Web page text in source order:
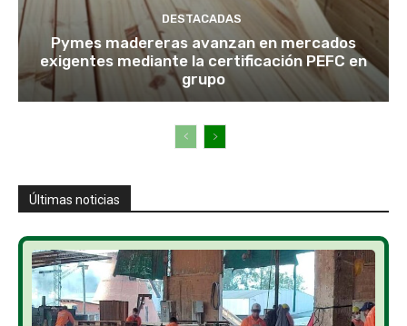
DESTACADAS
Pymes madereras avanzan en mercados
exigentes mediante la certificación PEFC en
grupo
Últimas noticias